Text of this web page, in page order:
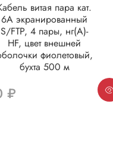
витая пара кат.
6А экранированный
S/FTP, 4 пары, нг(А)-
HF, цвет внешней
фиолетовый,
бухта 500 м
₽